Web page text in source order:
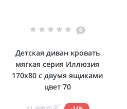
0
Детская диван кровать
мягкая серия Иллюзия
170x80 с двумя ящиками
цвет 70